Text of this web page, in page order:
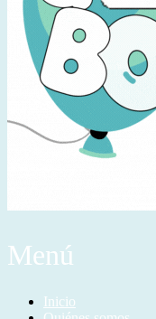
Menú
Inicio